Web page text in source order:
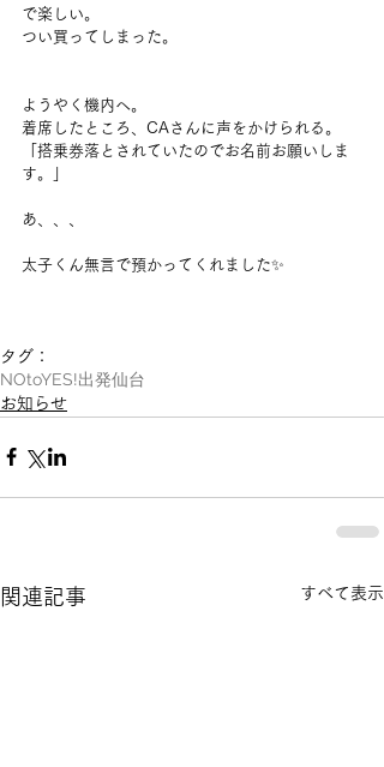
で楽しい。
つい買ってしまった。
ようやく機内へ。
着席したところ、CAさんに声をかけられる。
「搭乗券落とされていたのでお名前お願いしま
す。」
あ、、、
太子くん無言で預かってくれました✨
タグ：
NOtoYES!出発仙台
お知らせ
関連記事 すべて表示